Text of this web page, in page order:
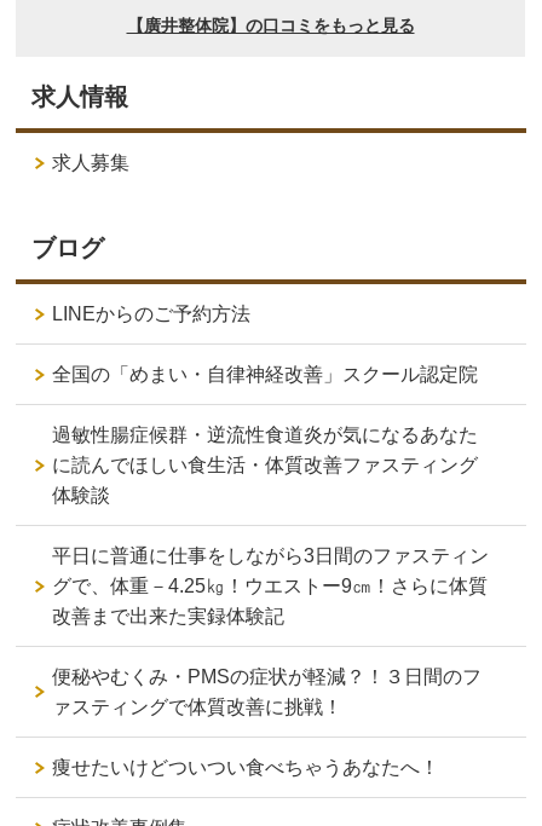
求人情報
求人募集
ブログ
LINEからのご予約方法
全国の「めまい・自律神経改善」スクール認定院
過敏性腸症候群・逆流性食道炎が気になるあなた
に読んでほしい食生活・体質改善ファスティング
体験談
平日に普通に仕事をしながら3日間のファスティン
グで、体重－4.25㎏！ウエストー9㎝！さらに体質
改善まで出来た実録体験記
便秘やむくみ・PMSの症状が軽減？！３日間のフ
ァスティングで体質改善に挑戦！
痩せたいけどついつい食べちゃうあなたへ！